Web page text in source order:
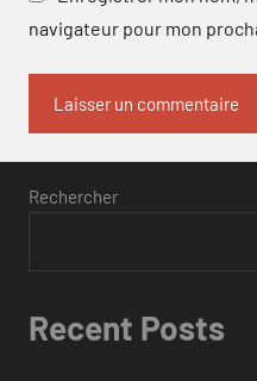
navigateur pour mon
Rechercher
Recent Posts